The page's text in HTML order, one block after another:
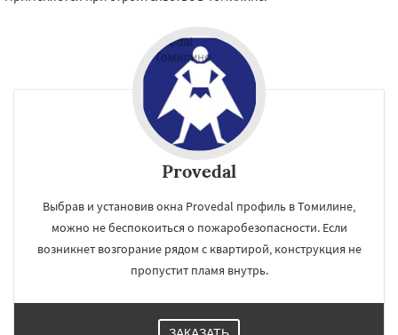
Provedal
Выбрав и установив окна Provedal профиль в Томилине,
можно не беспокоиться о пожаробезопасности. Если
возникнет возгорание рядом с квартирой, конструкция не
пропустит пламя внутрь.